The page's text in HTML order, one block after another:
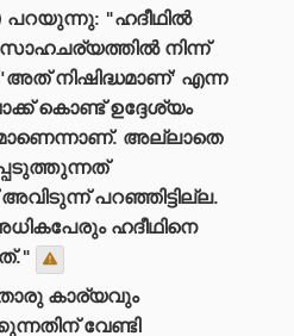
പറയുന്നു: "ഹദീഥിൽ
സാഹചര്യത്തിൽ നിന്ന്
നിഷിദ്ധമാണ്' എന്ന
അല്ലാതെ
പറഞ്ഞിട്ടില്ല.
ഹദീഥിനെ
കാര്യവും
വേണ്ടി